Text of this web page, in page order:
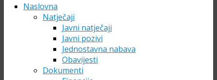
Skip Naslovna
Natječaji
Javni natječaji
Javni pozivi
Jednostavna nabava
Obavijesti
Dokumenti